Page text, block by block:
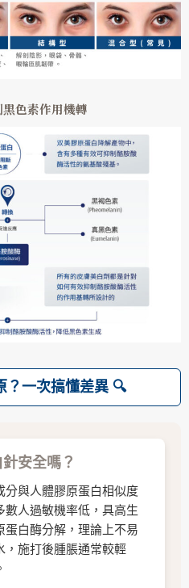
色素作用機轉
？一次搞懂差異
安全嗎？
分與人體膠原蛋白相似度
數人過敏機率低，具高生
白酶分解，理論上不易
，施打後腫脹通常較輕